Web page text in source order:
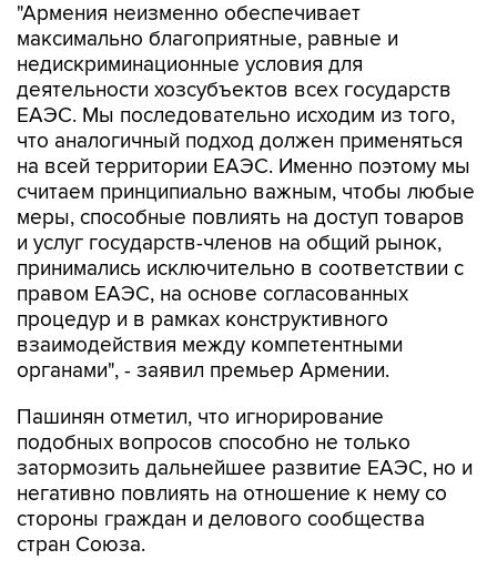
"Армения неизменно обеспечивает
максимально благоприятные, равные и
недискриминационные условия для
деятельности хозсубъектов всех государств
ЕАЭС. Мы последовательно исходим из того,
что аналогичный подход должен применяться
на всей территории ЕАЭС. Именно поэтому мы
считаем принципиально важным, чтобы любые
меры, способные повлиять на доступ товаров
и услуг государств-членов на общий рынок,
принимались исключительно в соответствии с
правом ЕАЭС, на основе согласованных
процедур и в рамках конструктивного
взаимодействия между компетентными
органами", - заявил премьер Армении.
Пашинян отметил, что игнорирование
подобных вопросов способно не только
затормозить дальнейшее развитие ЕАЭС, но и
негативно повлиять на отношение к нему со
стороны граждан и делового сообщества
стран Союза.